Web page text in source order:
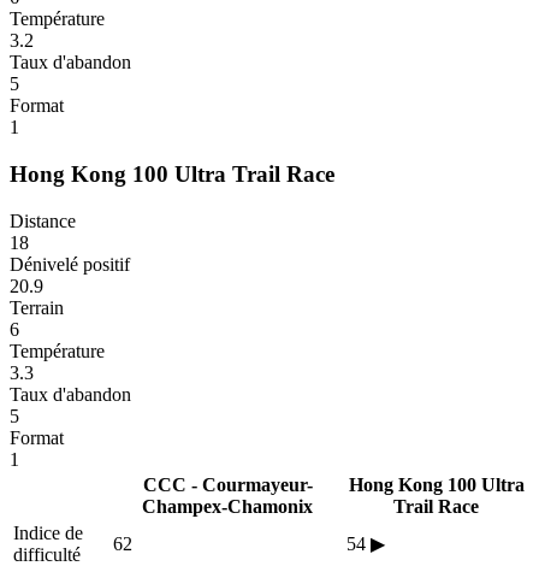
Température
3.2
Taux d'abandon
5
Format
1
Hong Kong 100 Ultra Trail Race
Distance
18
Dénivelé positif
20.9
Terrain
6
Température
3.3
Taux d'abandon
5
Format
1
CCC - Courmayeur-
Champex-Chamonix
Hong Kong 100 Ultra
Trail Race
Indice de
difficulté
62 54 ▶